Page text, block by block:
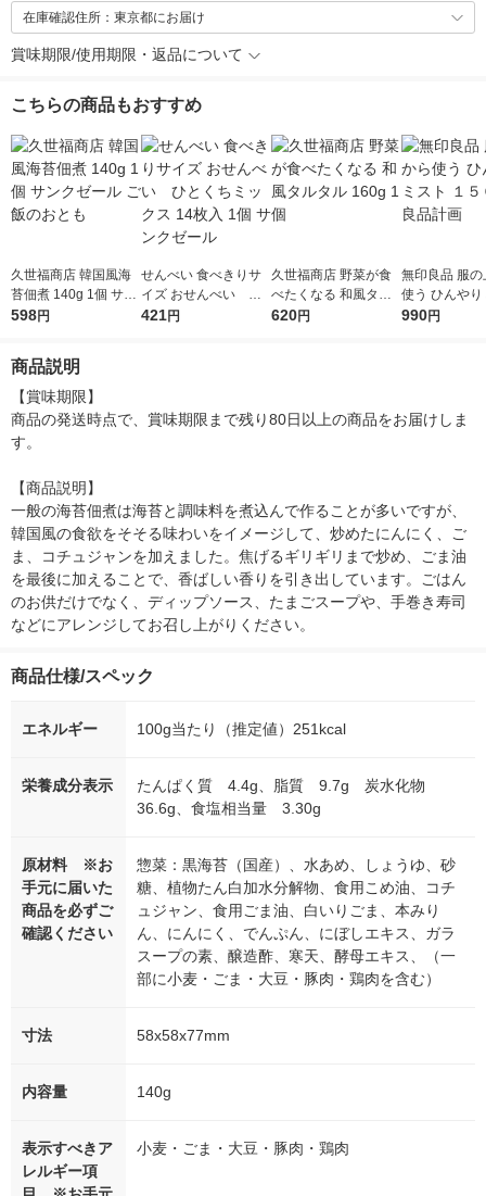
在庫確認住所：東京都にお届け
賞味期限/使用期限・返品について
こちらの商品もおすすめ
久世福商店 韓国風海
苔佃煮 140g 1個 サン
クゼール ご飯のおと
598円
せんべい 食べきりサ
イズ おせんべい ひ
とくちミックス 14枚
421円
久世福商店 野菜が食
べたくなる 和風タル
タル 160g 1個
620円
無印良品 服の
使う ひんやり
１５０ｍＬ 良
990円
商品説明
【賞味期限】
商品の発送時点で、賞味期限まで残り80日以上の商品をお届けしま
す。
【商品説明】
一般の海苔佃煮は海苔と調味料を煮込んで作ることが多いですが、
韓国風の食欲をそそる味わいをイメージして、炒めたにんにく、ご
ま、コチュジャンを加えました。焦げるギリギリまで炒め、ごま油
を最後に加えることで、香ばしい香りを引き出しています。ごはん
のお供だけでなく、ディップソース、たまごスープや、手巻き寿司
などにアレンジしてお召し上がりください。
商品仕様/スペック
エネルギー 100g当たり（推定値）251kcal
栄養成分表示
たんぱく質 4.4g、脂質 9.7g 炭水化物
36.6g、食塩相当量 3.30g
原材料 ※お
手元に届いた
商品を必ずご
確認ください
惣菜：黒海苔（国産）、水あめ、しょうゆ、砂
糖、植物たん白加水分解物、食用こめ油、コチ
ュジャン、食用ごま油、白いりごま、本みり
ん、にんにく、でんぷん、にぼしエキス、ガラ
スープの素、醸造酢、寒天、酵母エキス、（一
部に小麦・ごま・大豆・豚肉・鶏肉を含む）
寸法 58x58x77mm
内容量 140g
表示すべきア
レルギー項
小麦・ごま・大豆・豚肉・鶏肉